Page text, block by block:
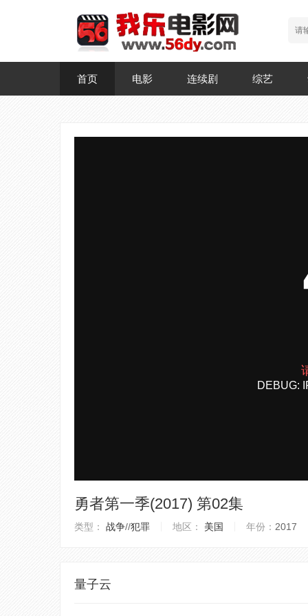
首页 电影 连续剧 综艺
勇者第一季(2017) 第02集
类型： 战争//犯罪 地区： 美国 年份： 2017
量子云